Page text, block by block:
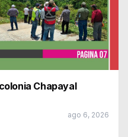
Chapayal
ago 6, 2026